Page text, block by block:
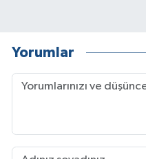
Yorumlar